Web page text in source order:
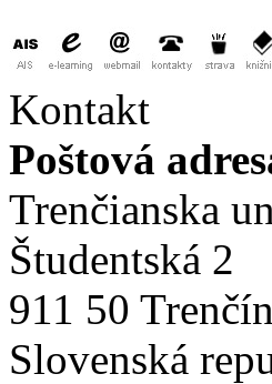
Kontakt
Poštová
Trenčianska
Študentská 2
911 50 Trenčín
Slovenská